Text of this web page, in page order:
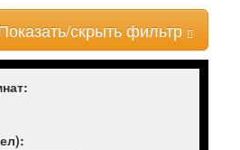
скрыть фильтр